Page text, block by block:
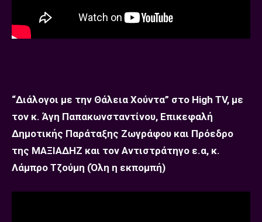
“Διάλογοι με την Θάλεια Χούντα” στο High TV, με
τον κ. Άγη Παπακωνσταντίνου, Επικεφαλή
Δημοτικής Παράταξης Ζωγράφου και Πρόεδρο
της ΜΑΞΙΑΔΗΖ και τον Αντιστράτηγο ε.α, κ.
Λάμπρο Τζούμη (Όλη η εκπομπή)